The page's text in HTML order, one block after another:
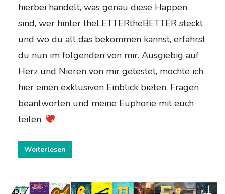
hierbei handelt, was genau diese Happen
sind, wer hinter theLETTERtheBETTER steckt
und wo du all das bekommen kannst, erfährst
du nun im folgenden von mir. Ausgiebig auf
Herz und Nieren von mir getestet, möchte ich
hier einen exklusiven Einblick bieten, Fragen
beantworten und meine Euphorie mit euch
teilen.
Weiterlesen